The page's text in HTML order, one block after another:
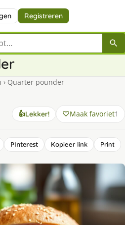
Registreren
› Quarter pounder
👍Lekker! Maak favoriet1
Pinterest Kopieer link Print